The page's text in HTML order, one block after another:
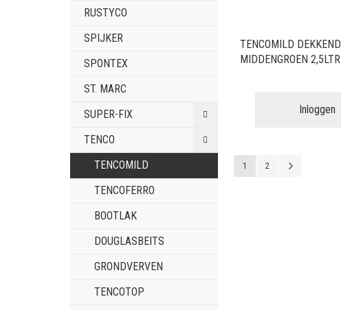
TENCOMILD DEKKEND
MIDDENGROEN 2,5LTR
Inloggen
Pagina
U lees momenteel pagina
1 Pagina
2
RUSTYCO
SPIJKER
SPONTEX
ST. MARC
SUPER-FIX
TENCO
TENCOMILD
TENCOFERRO
BOOTLAK
DOUGLASBEITS
GRONDVERVEN
TENCOTOP